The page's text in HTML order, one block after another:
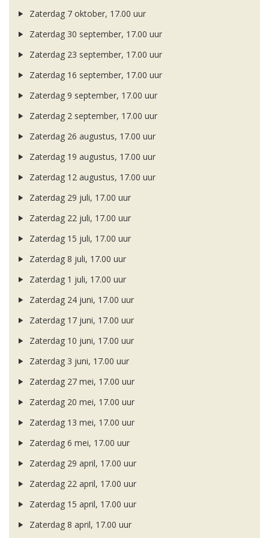
Zaterdag 7 oktober, 17.00 uur
Zaterdag 30 september, 17.00 uur
Zaterdag 23 september, 17.00 uur
Zaterdag 16 september, 17.00 uur
Zaterdag 9 september, 17.00 uur
Zaterdag 2 september, 17.00 uur
Zaterdag 26 augustus, 17.00 uur
Zaterdag 19 augustus, 17.00 uur
Zaterdag 12 augustus, 17.00 uur
Zaterdag 29 juli, 17.00 uur
Zaterdag 22 juli, 17.00 uur
Zaterdag 15 juli, 17.00 uur
Zaterdag 8 juli, 17.00 uur
Zaterdag 1 juli, 17.00 uur
Zaterdag 24 juni, 17.00 uur
Zaterdag 17 juni, 17.00 uur
Zaterdag 10 juni, 17.00 uur
Zaterdag 3 juni, 17.00 uur
Zaterdag 27 mei, 17.00 uur
Zaterdag 20 mei, 17.00 uur
Zaterdag 13 mei, 17.00 uur
Zaterdag 6 mei, 17.00 uur
Zaterdag 29 april, 17.00 uur
Zaterdag 22 april, 17.00 uur
Zaterdag 15 april, 17.00 uur
Zaterdag 8 april, 17.00 uur